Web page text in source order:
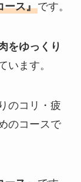
ース』です。
をゆっくり
います。
のコリ・疲
のコースで